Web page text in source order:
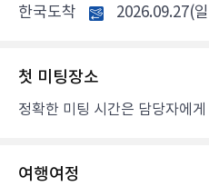
한국도착
2026.09.27(
첫 미팅장소
정확한 미팅 시간은 담당자에
여행여정